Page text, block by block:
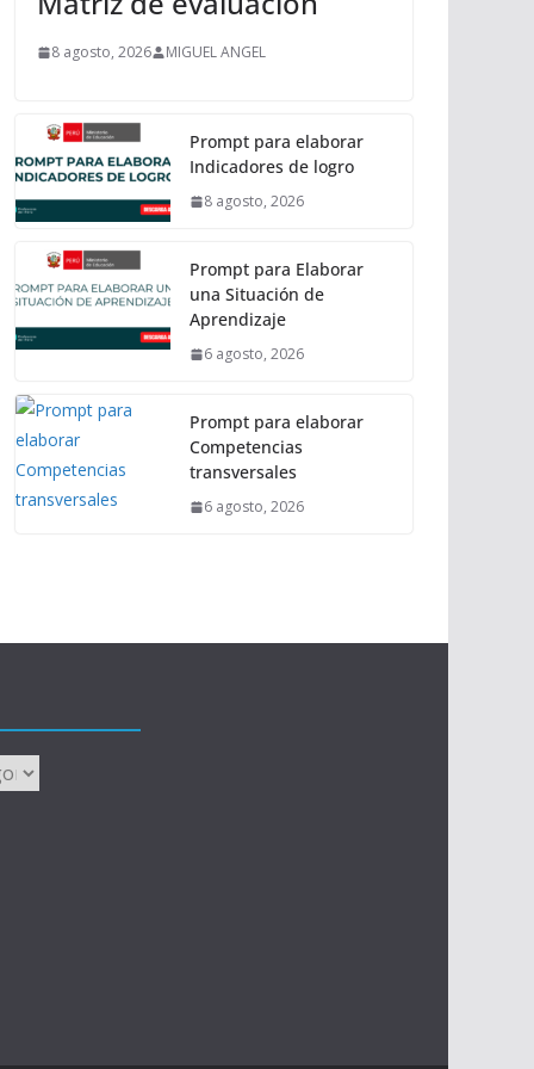
8 agosto, 2026 MIGUEL ANGEL
Prompt para elaborar
Indicadores de logro
8 agosto, 2026
Prompt para Elaborar
una Situación de
Aprendizaje
6 agosto, 2026
Prompt para elaborar
Competencias
transversales
6 agosto, 2026